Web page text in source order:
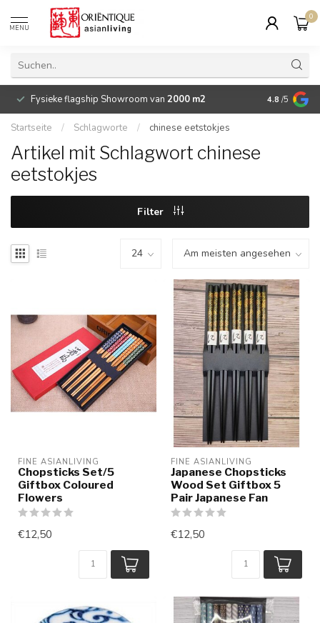
MENU
0
Fysieke flagship Showroom van 2000 m2 Betaalbare
4.8 /5
Startseite / Schlagworte / chinese eetstokjes
Artikel mit Schlagwort chinese
eetstokjes
Filter
FINE ASIANLIVING
Chopsticks Set/5
Giftbox Coloured
Flowers
€12,50
FINE ASIANLIVING
Japanese Chopsticks
Wood Set Giftbox 5
Pair Japanese Fan
€12,50